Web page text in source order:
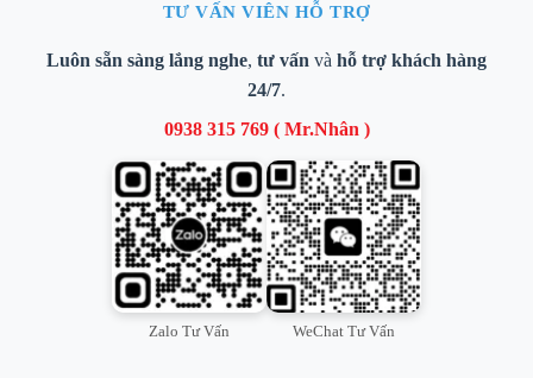
TƯ VẤN VIÊN HỖ TRỢ
Luôn sẵn sàng lắng nghe, tư vấn và hỗ trợ khách hàng
24/7.
0938 315 769 ( Mr.Nhân )
Zalo Tư Vấn WeChat Tư Vấn